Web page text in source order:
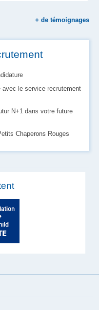
+ de témoignages
avec le service recrutement
N+1 dans votre future
Chaperons Rouges